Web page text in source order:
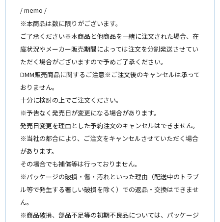
/ memo /
※本商品は数に限りがございます。
ご了承ください※本商品と他商品を一緒に注文された場合、在
庫状況やメーカー販売期間によっては注文を分割発送させてい
ただく場合がございますので予めご了承ください。
DMM販売商品に関するご注意※ご注文後のキャンセルは承って
おりません。
十分に検討の上でご注文ください。
※予告なく発売日が変更になる場合があります。
発売日変更を理由とした予約注文のキャンセルはできません。
※当社の都合により、ご注文をキャンセルさせていただく場合
があります。
その場合でも補償等は行っておりません。
※パッケージの破損・傷・汚れといった理由（配送中のトラブ
ル等で発生する著しい破損を除く）での返品・交換はできませ
ん。
※商品破損、部品不足等の初期不良品については、パッケージ